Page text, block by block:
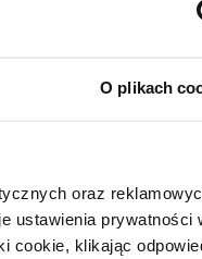
O plikach
oraz
ustawienia prywatności
cookie, klikając
dla niej i
się już momentu, w